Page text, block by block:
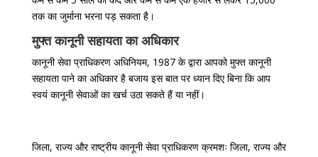
तक का जुर्माना भरना पड़ सकता है।
मुफ्त कानूनी सहायता का अधिकार
कानूनी सेवा प्राधिकरण अधिनियम, 1987 के द्वारा आपको मुफ्त कानूनी
सहायता पाने का अधिकार है बजाय इस बात पर ध्यान दिए बिना कि आप
स्वयं कानूनी सेवाओं का खर्च उठा सकते हैं या नहीं।
जिला, राज्य और राष्ट्रीय कानूनी सेवा प्राधिकरण क्रमशः जिला, राज्य और